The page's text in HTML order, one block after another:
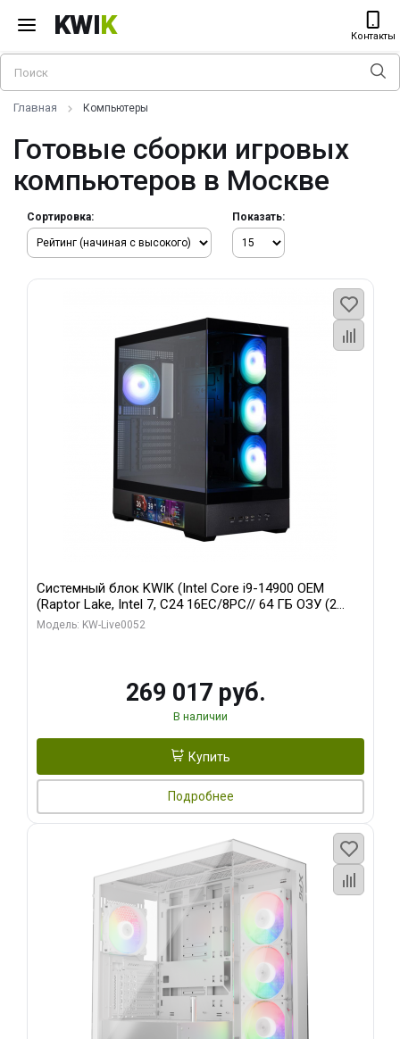
KWIK Контакты
Главная Компьютеры
Готовые сборки игровых
компьютеров в Москве
Сортировка: Показать:
Системный блок KWIK (Intel Core i9-14900 OEM
(Raptor Lake, Intel 7, C24 16EC/8PC// 64 ГБ ОЗУ (2
модуля)/ Palit RTX5080 GAMINGPRO OC 16GB GDDR7
Модель: KW-Live0052
269 017 руб.
В наличии
Купить
Подробнее